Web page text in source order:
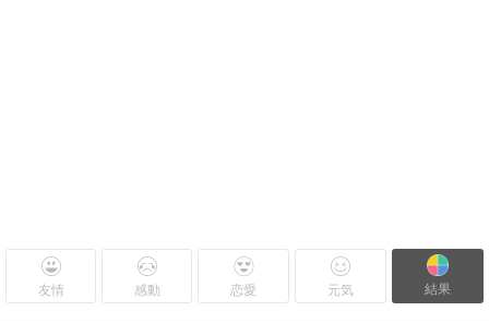
友情 感動 恋愛 元気 結果